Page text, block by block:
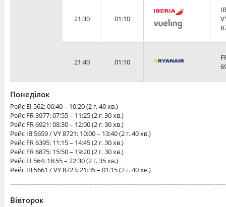
21:30 01:10
21:40 01:10
Понеділок
Рейс EI 562: 06:40 – 10:20 (2 г. 40 хв.)
Рейс FR 3977: 07:55 – 11:25 (2 г. 30 хв.)
Рейс FR 6921: 08:30 – 12:00 (2 г. 30 хв.)
Рейс IB 5659 / VY 8721: 10:00 – 13:40 (2 г. 40 хв.)
Рейс FR 6395: 11:15 – 14:45 (2 г. 30 хв.)
Рейс FR 6875: 15:50 – 19:20 (2 г. 30 хв.)
Рейс EI 564: 18:55 – 22:30 (2 г. 35 хв.)
Рейс IB 5661 / VY 8723: 21:35 – 01:15 (2 г. 40 хв.)
Вівторок